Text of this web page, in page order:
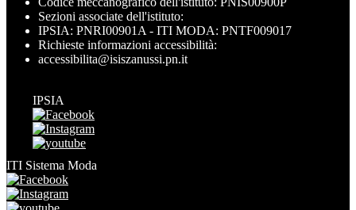
Sezioni associate dell'istituto:
IPSIA: PNRI00901A - ITI MODA: PNTF009017
Richieste informazioni accessibilità:
accessibilita@isiszanussi.pn.it
IPSIA
ITI Sistema Moda